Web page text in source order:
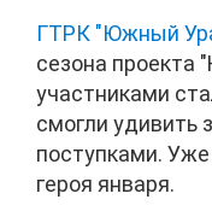
ГТРК "Южный
сезона проекта
участниками
смогли удивить
поступками.
героя января.